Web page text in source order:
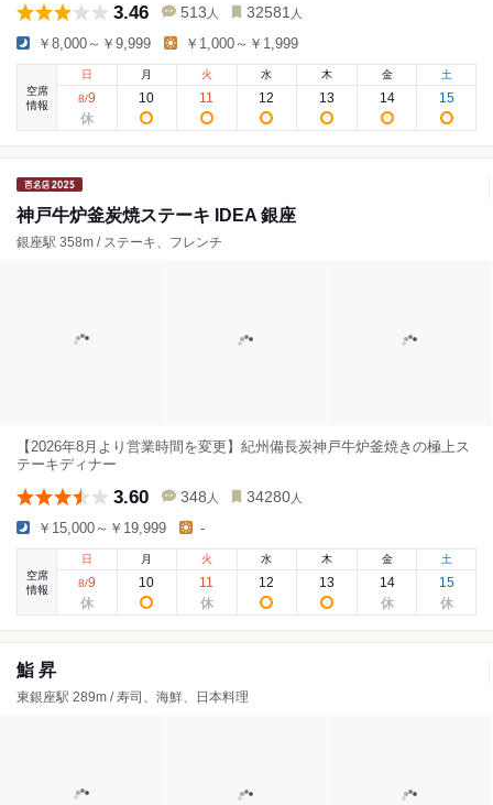
3.46 513 人 32581 人
￥8,000～￥9,999 ￥1,000～￥1,999
空席
情報
日
8/9
月
10
火
11
水
12
木
13
金
14
土
15
神戸牛炉釜炭焼ステーキ IDEA 銀座
銀座駅 358m / ステーキ、フレンチ
【2026年8月より営業時間を変更】紀州備長炭神戸牛炉釜焼きの極上ス
テーキディナー
3.60 348 人 34280 人
￥15,000～￥19,999 -
空席
情報
日
8/9
月
10
火
11
水
12
木
13
金
14
土
15
鮨 昇
東銀座駅 289m / 寿司、海鮮、日本料理